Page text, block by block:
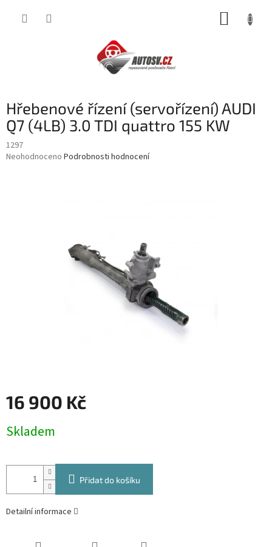
Hřebenové řízení (servořízení) AUDI
Q7 (4LB) 3.0 TDI quattro 155 KW
1297
Průměrné
Neohodnoceno Podrobnosti hodnocení
16 900 Kč
cena:
Skladem
Přidat do košíku
Detailní informace